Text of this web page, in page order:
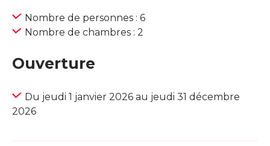
Nombre de personnes : 6
Nombre de chambres : 2
Ouverture
Du jeudi 1 janvier 2026 au jeudi 31 décembre
2026